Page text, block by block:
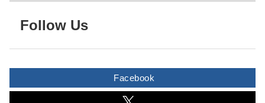
Follow Us
Facebook